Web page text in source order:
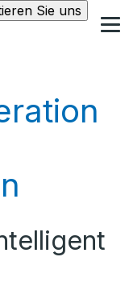
Sie uns